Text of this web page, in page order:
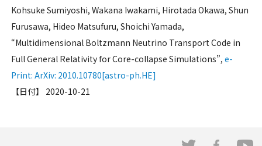
Kohsuke Sumiyoshi, Wakana Iwakami, Hirotada Okawa, Shun
Furusawa, Hideo Matsufuru, Shoichi Yamada,
“Multidimensional Boltzmann Neutrino Transport Code in
Full General Relativity for Core-collapse Simulations”, e-
Print: ArXiv: 2010.10780[astro-ph.HE]
【日付】 2020-10-21